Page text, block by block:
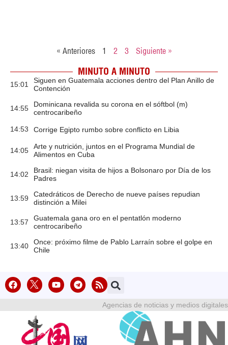
« Anteriores 1 2 3 Siguiente »
MINUTO A MINUTO
15:01
Siguen en Guatemala acciones dentro del Plan Anillo de
Contención
14:55
Dominicana revalida su corona en el sóftbol (m)
centrocaribeño
14:53 Corrige Egipto rumbo sobre conflicto en Libia
14:05
Arte y nutrición, juntos en el Programa Mundial de
Alimentos en Cuba
14:02
Brasil: niegan visita de hijos a Bolsonaro por Día de los
Padres
13:59
Catedráticos de Derecho de nueve países repudian
distinción a Milei
13:57
Guatemala gana oro en el pentatlón moderno
centrocaribeño
13:40
Once: próximo filme de Pablo Larraín sobre el golpe en
Chile
Agencias de noticias y medios digitales